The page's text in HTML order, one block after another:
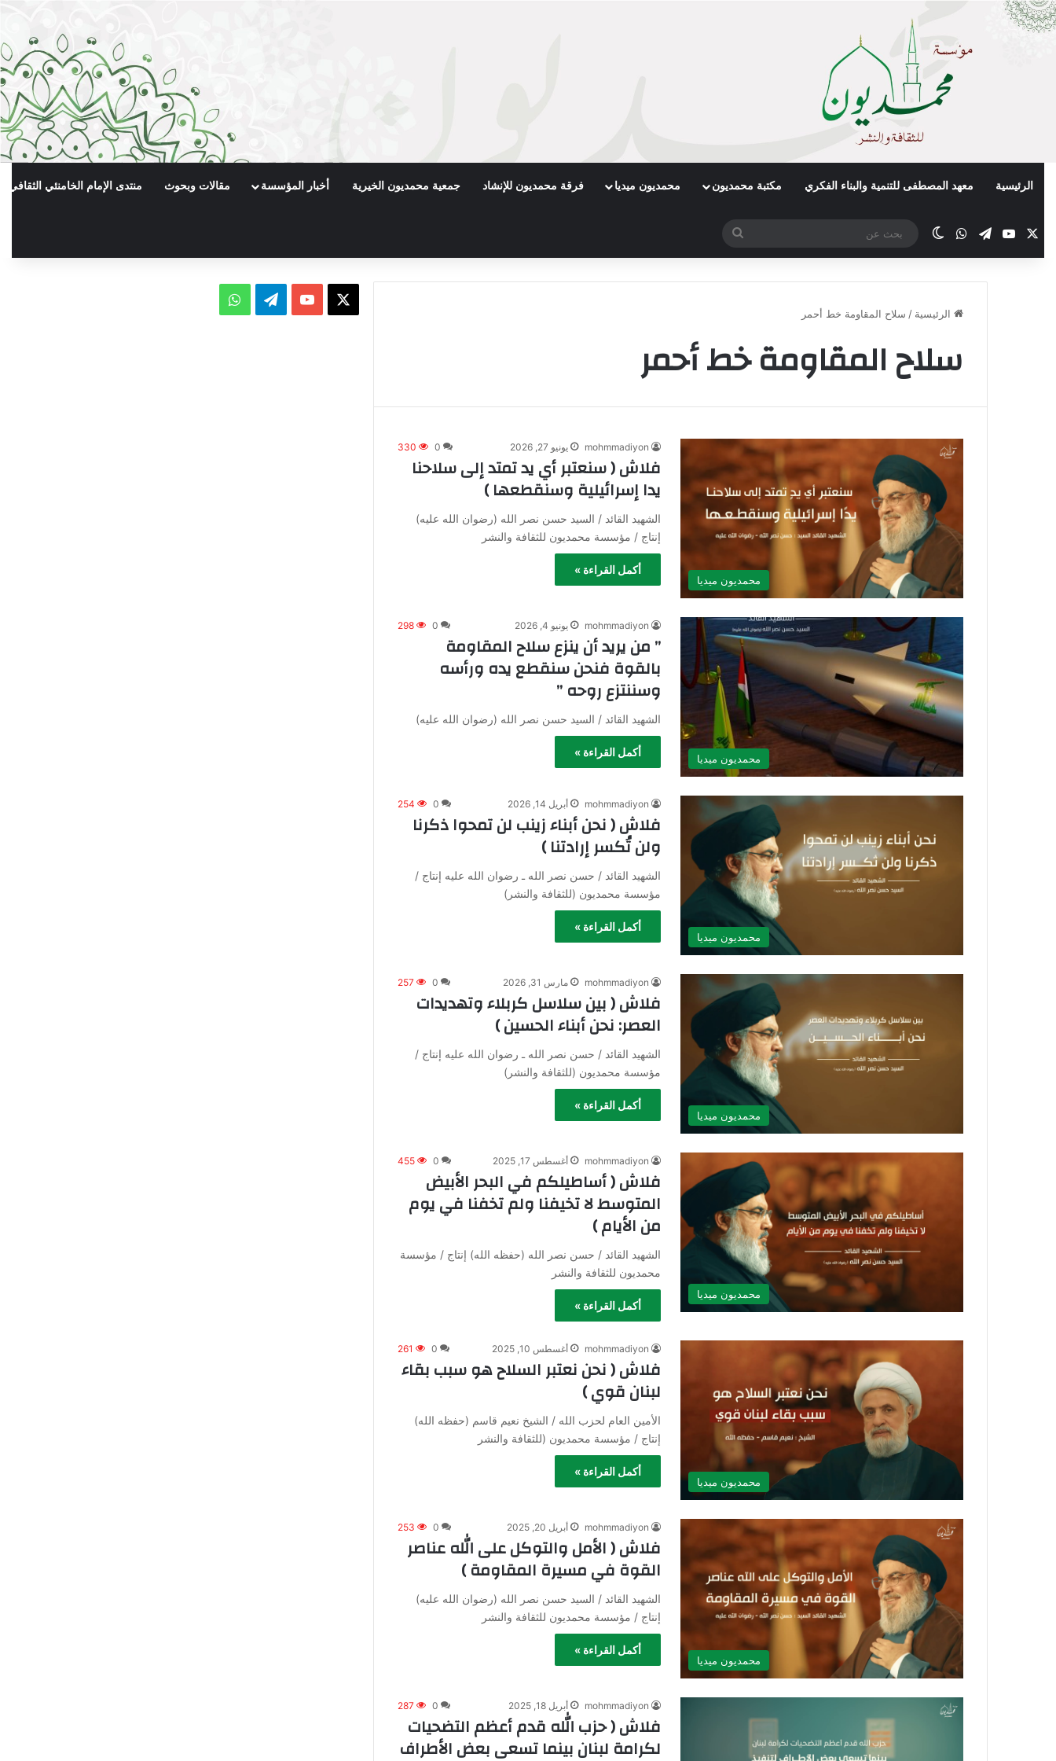
الرئيسية معهد المصطفى للتنمية والبناء الفكري مكتبة محمديون محمديون ميديا فرقة محمديون للإنشاد جمعية محمديون الخيرية أخبار المؤسسة مقالات وبحوث منتدى الإمام الخامنئي الثقافي
يوتيوبتيلقرامواتسابالوضع المظلم
بحث
عن
الرئيسية / سلاح المقاومة خط أحمر
سلاح المقاومة خط أحمر
محمديون ميديا
mohmmadiyon يونيو 27, 2026 0
330
فلاش ( سنعتبر أي يد تمتد إلى سلاحنا
يدا إسرائيلية وسنقطعها )
الشهيد القائد / السيد حسن نصر الله (رضوان الله عليه)
إنتاج / مؤسسة محمديون للثقافة والنشر
أكمل القراءة »
محمديون ميديا
mohmmadiyon يونيو 4, 2026 0
298
” من يريد أن ينزع سلاح المقاومة
بالقوة فنحن سنقطع يده ورأسه
وسننتزع روحه ”
الشهيد القائد / السيد حسن نصر الله (رضوان الله عليه)
أكمل القراءة »
محمديون ميديا
mohmmadiyon أبريل 14, 2026 0
254
فلاش ( نحن أبناء زينب لن تمحوا ذكرنا
ولن تُكسر إرادتنا )
الشهيد القائد / حسن نصر الله ـ رضوان الله عليه إنتاج /
مؤسسة محمديون (للثقافة والنشر)
أكمل القراءة »
محمديون ميديا
mohmmadiyon مارس 31, 2026 0
257
فلاش ( بين سلاسل كربلاء وتهديدات
العصر: نحن أبناء الحسين )
الشهيد القائد / حسن نصر الله ـ رضوان الله عليه إنتاج /
مؤسسة محمديون (للثقافة والنشر)
أكمل القراءة »
محمديون ميديا
mohmmadiyon أغسطس 17, 2025 0
455
فلاش ( أساطيلكم في البحر الأبيض
المتوسط لا تخيفنا ولم تخفنا في يوم
من الأيام )
الشهيد القائد / حسن نصر الله (حفظه الله) إنتاج / مؤسسة
محمديون للثقافة والنشر
أكمل القراءة »
محمديون ميديا
mohmmadiyon أغسطس 10, 2025 0
261
فلاش ( نحن نعتبر السلاح هو سبب بقاء
لبنان قوي )
الأمين العام لحزب الله / الشيخ نعيم قاسم (حفظه الله)
إنتاج / مؤسسة محمديون (للثقافة والنشر
أكمل القراءة »
محمديون ميديا
mohmmadiyon أبريل 20, 2025 0
253
فلاش ( الأمل والتوكل على الله عناصر
القوة في مسيرة المقاومة )
الشهيد القائد / السيد حسن نصر الله (رضوان الله عليه)
إنتاج / مؤسسة محمديون للثقافة والنشر
أكمل القراءة »
mohmmadiyon أبريل 18, 2025 0
287
فلاش ( حزب الله قدم أعظم التضحيات
لكرامة لبنان بينما تسعى بعض الأطراف
يوتيوبتيلقرامواتساب